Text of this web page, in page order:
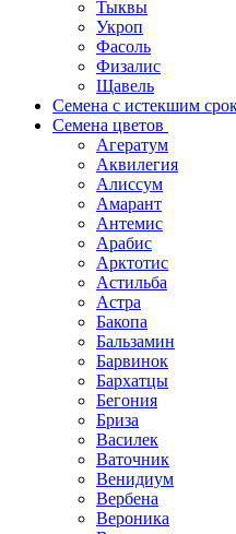
Тыквы
Укроп
Фасоль
Физалис
Щавель
Семена с истекшим
Семена цветов
Агератум
Аквилегия
Алиссум
Амарант
Антемис
Арабис
Арктотис
Астильба
Астра
Бакопа
Бальзамин
Барвинок
Бархатцы
Бегония
Бриза
Василек
Ваточник
Венидиум
Вербена
Вероника